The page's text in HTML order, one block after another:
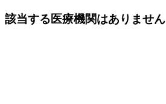
該当する医療機関はありません